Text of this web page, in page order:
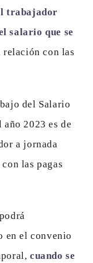
trabajador
salario que se
relación con las
del Salario
2023 es de
a jornada
las pagas
en el convenio
cuando se